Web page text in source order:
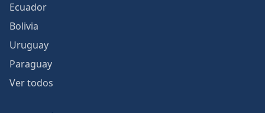
Ecuador
Bolivia
Uruguay
Paraguay
Ver todos